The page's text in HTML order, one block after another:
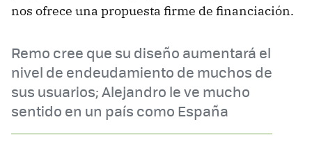
nos ofrece una propuesta firme de financiación.
Remo cree que su diseño aumentará el
nivel de endeudamiento de muchos de
sus usuarios; Alejandro le ve mucho
sentido en un país como España